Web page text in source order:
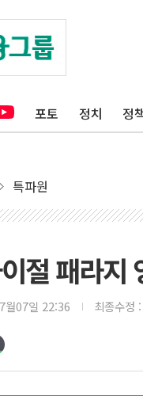
포토 정치 정
특파원
절 패라지
월07일 22:36 최종수정 :